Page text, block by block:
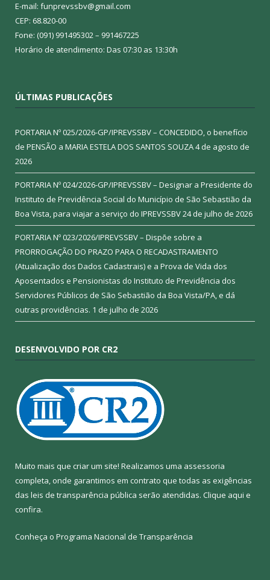
E-mail: funprevssbv@gmail.com
CEP: 68.820-00
Fone: (091) 991495302 – 991467225
Horário de atendimento: Das 07:30 as 13:30h
ÚLTIMAS PUBLICAÇÕES
PORTARIA Nº 025/2026-GP/IPREVSSBV – CONCEDIDO, o benefício
de PENSÃO a MARIA ESTELA DOS SANTOS SOUZA4 de agosto de
2026
PORTARIA Nº 024/2026-GP/IPREVSSBV – Designar a Presidente do
Instituto de Previdência Social do Município de São Sebastião da
Boa Vista, para viajar a serviço do IPREVSSBV24 de julho de 2026
PORTARIA Nº 023/2026/IPREVSSBV – Dispõe sobre a
PRORROGAÇÃO DO PRAZO PARA O RECADASTRAMENTO
(Atualização dos Dados Cadastrais) e a Prova de Vida dos
Aposentados e Pensionistas do Instituto de Previdência dos
Servidores Públicos de São Sebastião da Boa Vista/PA, e dá
outras providências. 1 de julho de 2026
DESENVOLVIDO POR CR2
Muito mais que criar um site! Realizamos uma assessoria
completa, onde garantimos em contrato que todas as exigências
das leis de transparência pública serão atendidas. Clique aqui e
confira.
Conheça o Programa Nacional de Transparência